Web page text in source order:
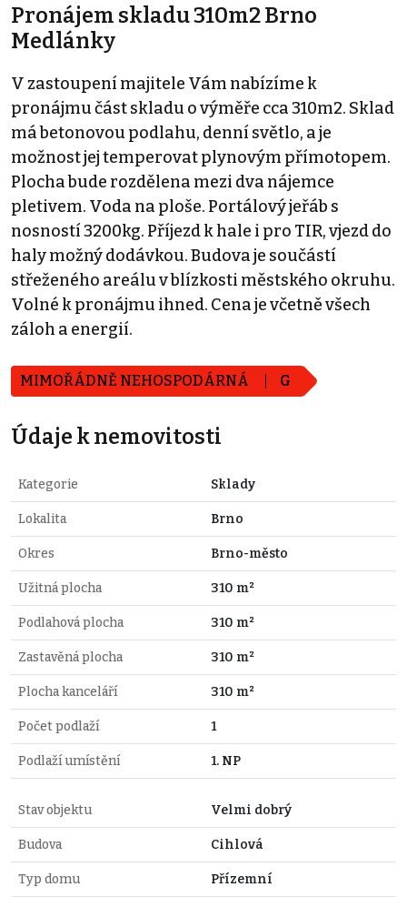
Pronájem skladu 310m2 Brno
Medlánky
V zastoupení majitele Vám nabízíme k
pronájmu část skladu o výměře cca 310m2. Sklad
má betonovou podlahu, denní světlo, a je
možnost jej temperovat plynovým přímotopem.
Plocha bude rozdělena mezi dva nájemce
pletivem. Voda na ploše. Portálový jeřáb s
nosností 3200kg. Příjezd k hale i pro TIR, vjezd do
haly možný dodávkou. Budova je součástí
střeženého areálu v blízkosti městského okruhu.
Volné k pronájmu ihned. Cena je včetně všech
záloh a energií.
MIMOŘÁDNĚ NEHOSPODÁRNÁ G
Údaje k nemovitosti
Kategorie Sklady
Lokalita Brno
Okres Brno-město
Užitná plocha 310 m²
Podlahová plocha 310 m²
Zastavěná plocha 310 m²
Plocha kanceláří 310 m²
Počet podlaží 1
Podlaží umístění 1. NP
Stav objektu Velmi dobrý
Budova Cihlová
Typ domu Přízemní